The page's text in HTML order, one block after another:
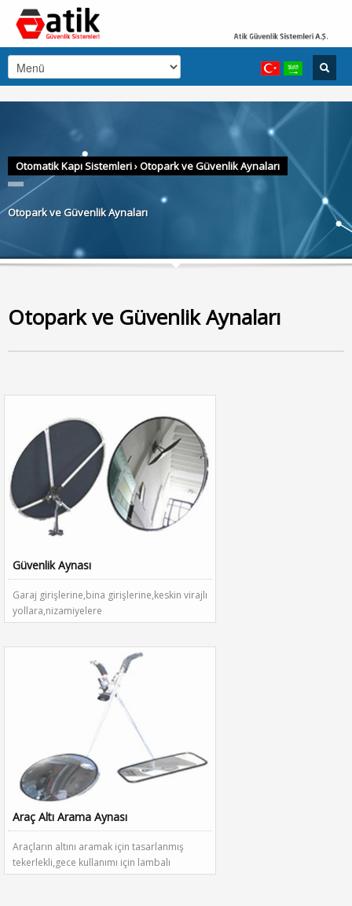
Otomatik Kapı Sistemleri›Otopark ve Güvenlik Aynaları
Otopark ve Güvenlik Aynaları
Otopark ve Güvenlik Aynaları
Güvenlik Aynası
Garaj girişlerine,bina girişlerine,keskin virajlı
yollara,nizamiyelere
Araç Altı Arama Aynası
Araçların altını aramak için tasarlanmış
tekerlekli,gece kullanımı için lambalı
dışbükey ayna